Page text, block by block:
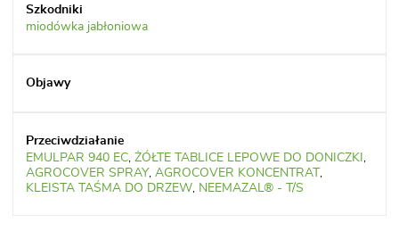
miodówka jabłoniowa
EMULPAR 940 EC, ŻÓŁTE TABLICE LEPOWE DO DONICZKI ,
AGROCOVER SPRAY, AGROCOVER KONCENTRAT ,
KLEISTA TAŚMA DO DRZEW, NEEMAZAL® - T/S